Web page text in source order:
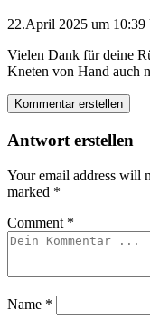
22.April 2025 um 10:39
Vielen Dank für deine
Kneten von Hand auch
Kommentar erstellen
Antwort erstellen
Your email address will
marked *
Comment *
Name *